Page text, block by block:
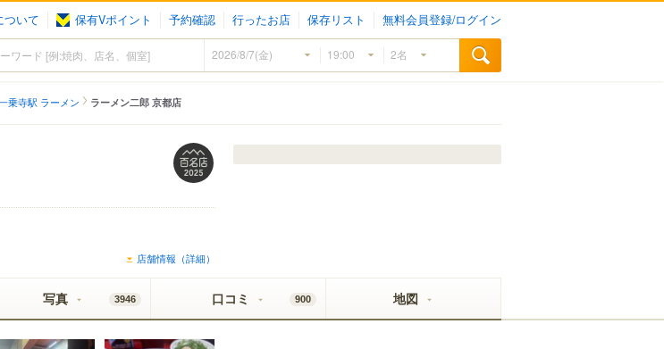
ついて 保有Vポイント 予約確認 行ったお店 保存リスト 無料会員登録/ログイン
乗寺駅 ラーメン ラーメン二郎 京都店
店舗情報（詳細）
写真 3946 口コミ 900 地図